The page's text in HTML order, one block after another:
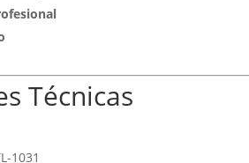
Técnicas
1031